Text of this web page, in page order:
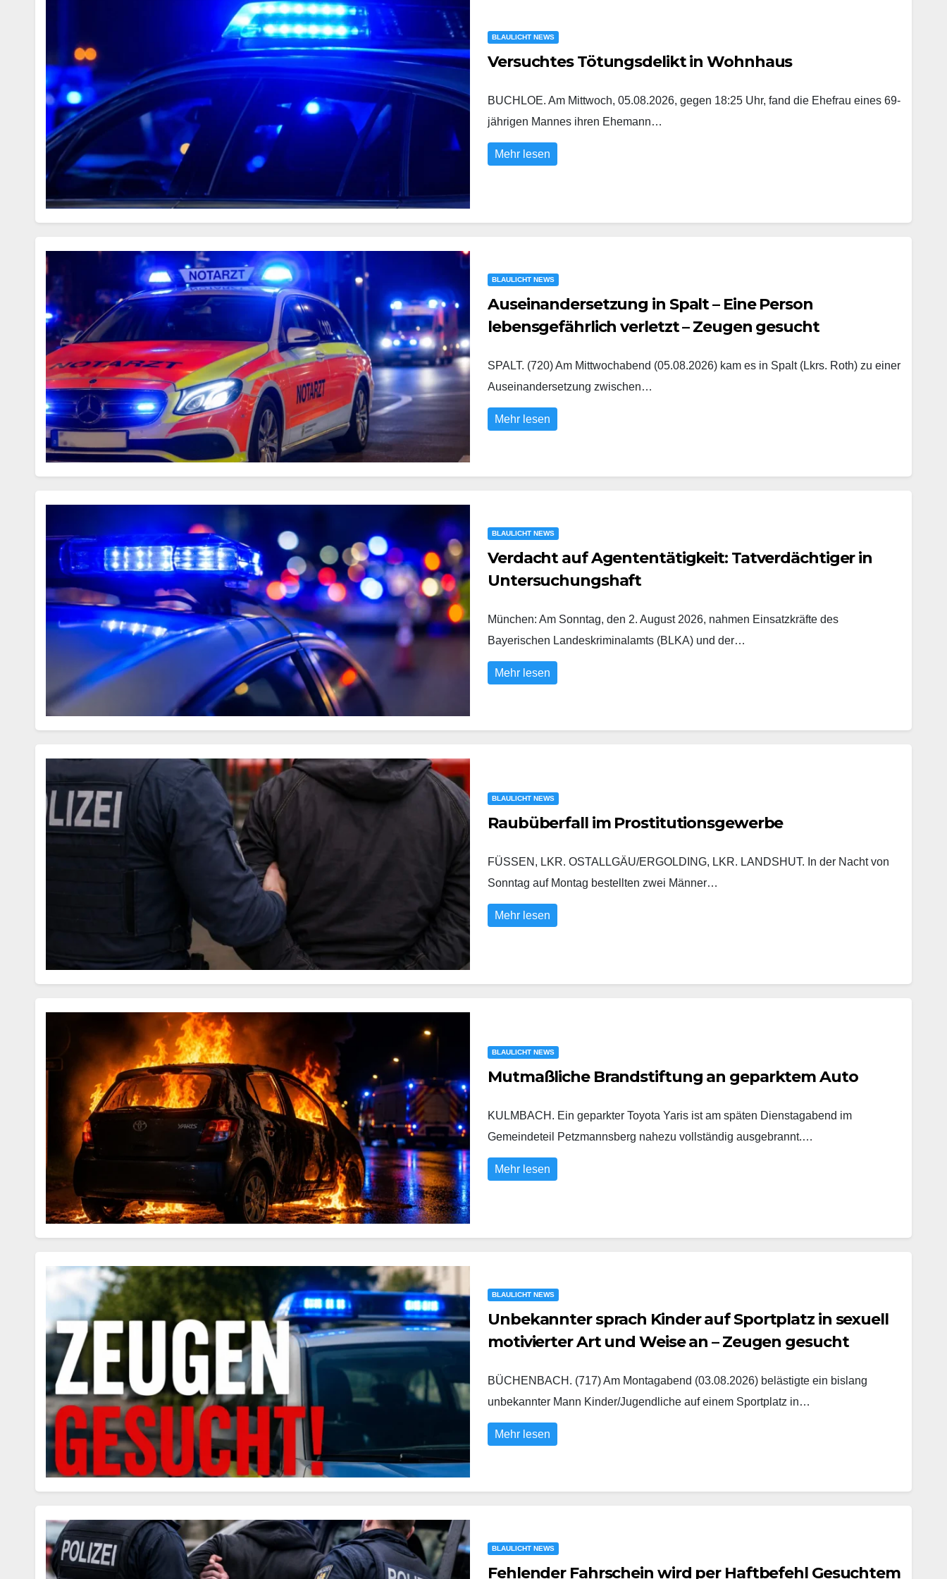
BLAULICHT NEWS
Versuchtes Tötungsdelikt in Wohnhaus
BUCHLOE. Am Mittwoch, 05.08.2026, gegen 18:25 Uhr, fand die Ehefrau eines 69-
jährigen Mannes ihren Ehemann…
Mehr lesen
BLAULICHT NEWS
Auseinandersetzung in Spalt – Eine Person
lebensgefährlich verletzt – Zeugen gesucht
SPALT. (720) Am Mittwochabend (05.08.2026) kam es in Spalt (Lkrs. Roth) zu einer
Auseinandersetzung zwischen…
Mehr lesen
BLAULICHT NEWS
Verdacht auf Agententätigkeit: Tatverdächtiger in
Untersuchungshaft
München: Am Sonntag, den 2. August 2026, nahmen Einsatzkräfte des
Bayerischen Landeskriminalamts (BLKA) und der…
Mehr lesen
BLAULICHT NEWS
Raubüberfall im Prostitutionsgewerbe
FÜSSEN, LKR. OSTALLGÄU/ERGOLDING, LKR. LANDSHUT. In der Nacht von
Sonntag auf Montag bestellten zwei Männer…
Mehr lesen
BLAULICHT NEWS
Mutmaßliche Brandstiftung an geparktem Auto
KULMBACH. Ein geparkter Toyota Yaris ist am späten Dienstagabend im
Gemeindeteil Petzmannsberg nahezu vollständig ausgebrannt.…
Mehr lesen
BLAULICHT NEWS
Unbekannter sprach Kinder auf Sportplatz in sexuell
motivierter Art und Weise an – Zeugen gesucht
BÜCHENBACH. (717) Am Montagabend (03.08.2026) belästigte ein bislang
unbekannter Mann Kinder/Jugendliche auf einem Sportplatz in…
Mehr lesen
BLAULICHT NEWS
Fehlender Fahrschein wird per Haftbefehl Gesuchtem